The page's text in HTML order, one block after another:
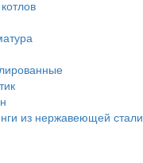
из нержавеющей стали